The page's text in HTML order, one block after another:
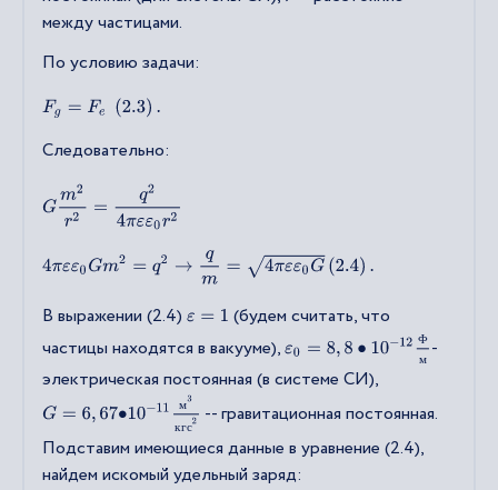
между частицами.
По условию задачи:
F g= Fe (2.3).
Следовательно:
Gm2r πε
4πεε0Gm2= q2 →qm=4πεε0G(2.4).
В выражении (2.4) ε =1
(будем считать, что
частицы находятся в вакууме),
Ф
м
ε0 =8 8 10 − 12Фм
-
электрическая постоянная (в системе СИ),
м
кгс
G=6 67 •10−11м3кгс2 -- гравитационная постоянная.
Подставим имеющиеся данные в уравнение (2.4),
найдем искомый удельный заряд: